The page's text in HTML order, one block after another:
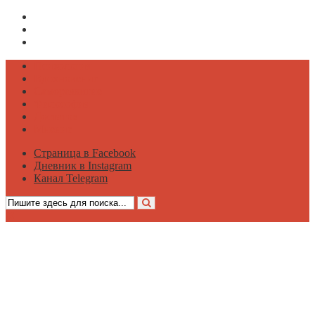
Страница в Facebook
Дневник в Instagram
Канал Telegram